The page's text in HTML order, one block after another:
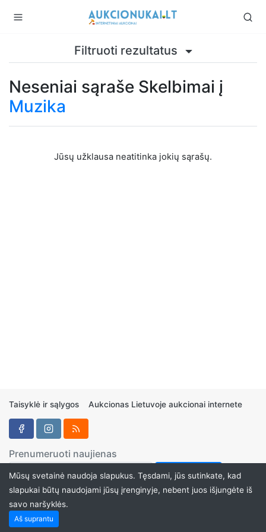
Filtruoti rezultatus
Neseniai sąraše Skelbimai į
Muzika
Jūsų užklausa neatitinka jokių sąrašų.
Taisyklė ir sąlygos Aukcionas Lietuvoje aukcionai internete
Prenumeruoti naujienas
Mūsų svetainė naudoja slapukus. Tęsdami, jūs sutinkate, kad
slapukai būtų naudojami jūsų įrenginyje, nebent juos išjungėte iš
savo naršyklės.
Aš suprantu